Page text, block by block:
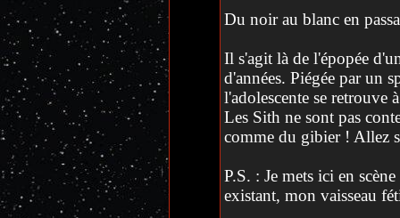
Du noir au blanc en
Il s'agit là de l'épopée
d'années. Piégée par un
l'adolescente se retrouve
Les Sith ne sont pas
comme du gibier ! Allez
P.S. : Je mets ici en
existant, mon vaisseau